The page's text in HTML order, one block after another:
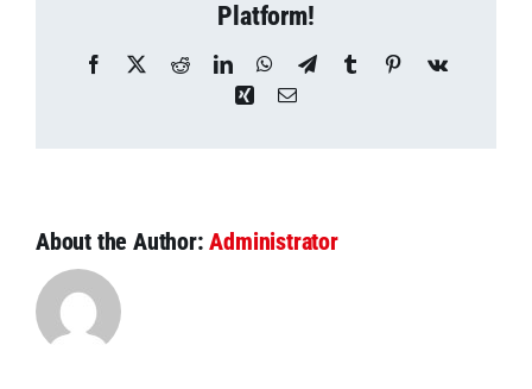
Platform!
Facebook RedditLinkedInWhatsApp
TelegramTumblr Pinterest
Vk
XingEmail
About the Author:Administrator